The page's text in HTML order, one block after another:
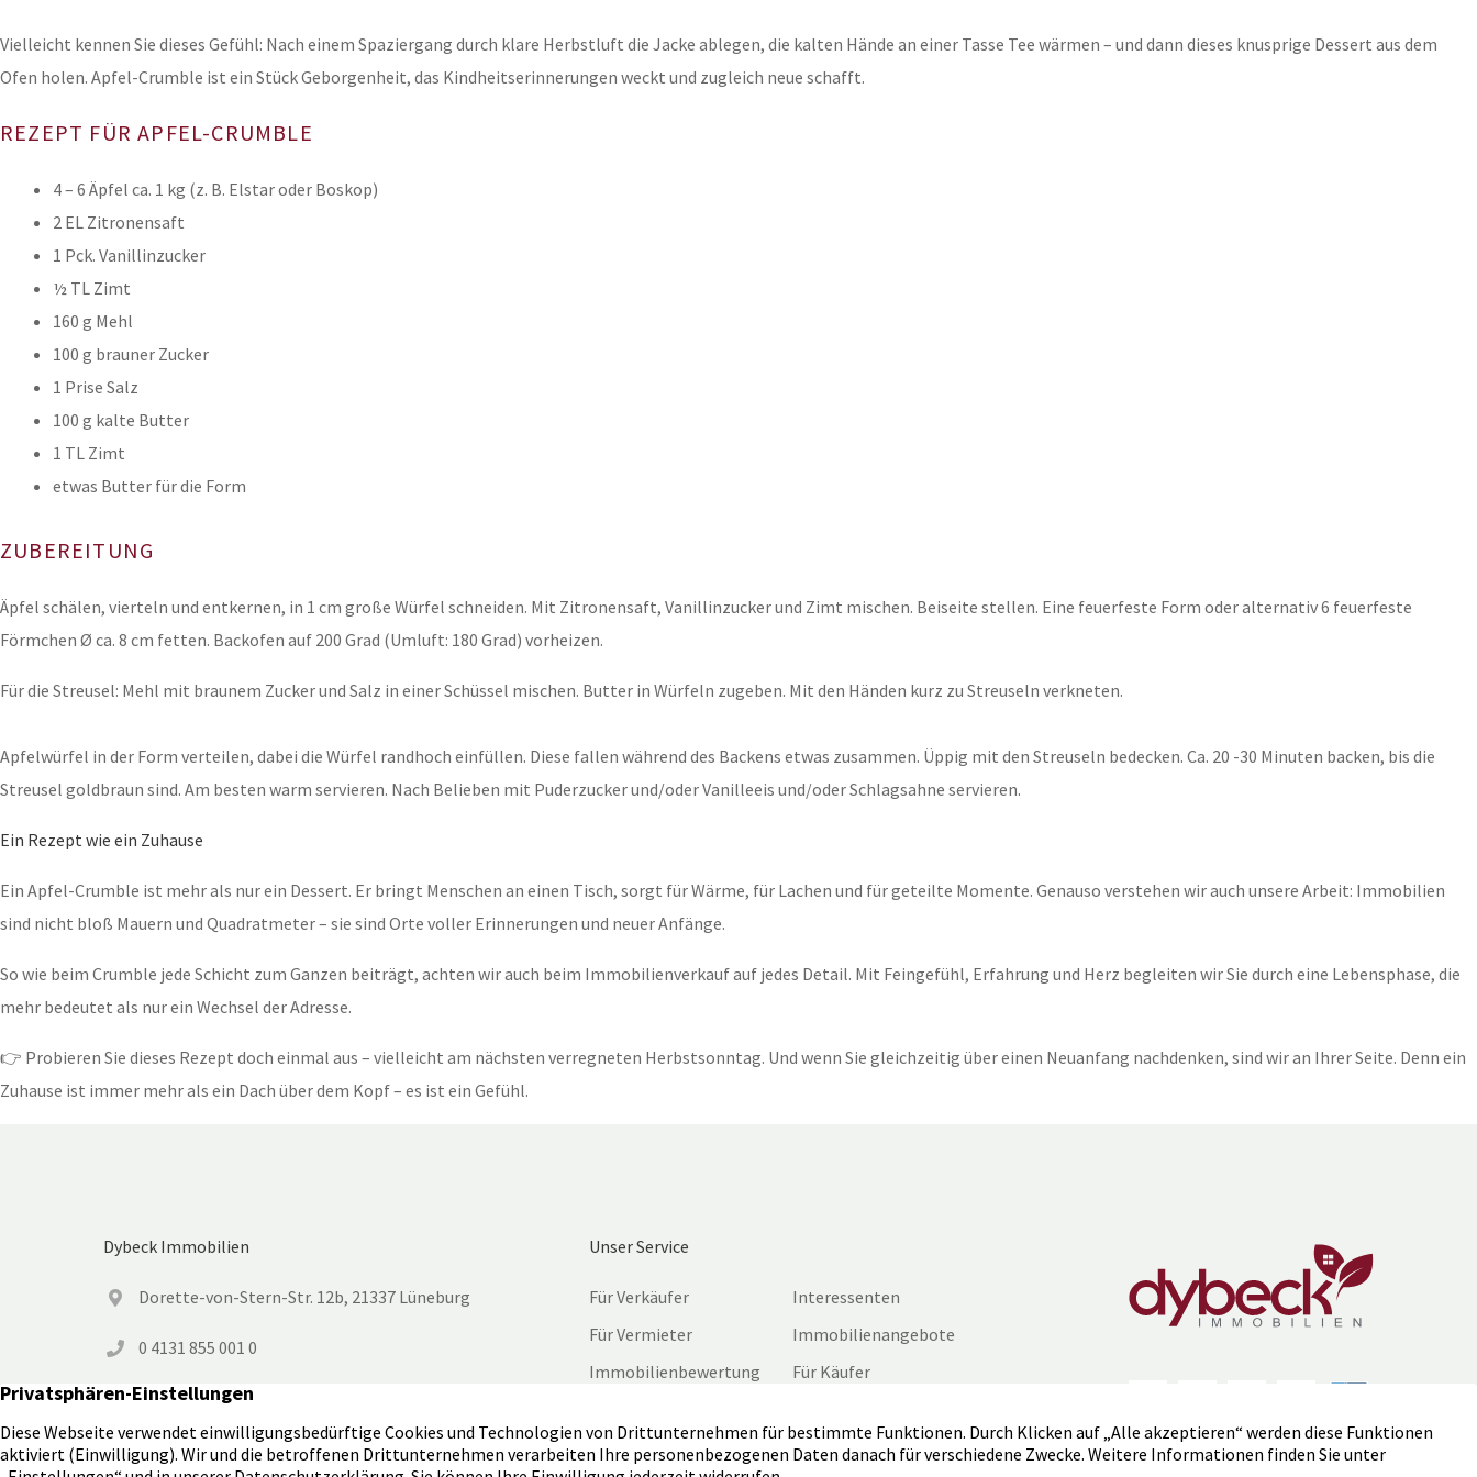
Vielleicht kennen Sie dieses Gefühl: Nach einem Spaziergang durch klare Herbstluft die Jacke ablegen, die kalten Hände an einer Tasse Tee wärmen – und dann dieses knusprige Dessert aus dem
Ofen holen. Apfel-Crumble ist ein Stück Geborgenheit, das Kindheitserinnerungen weckt und zugleich neue schafft.
REZEPT FÜR APFEL-CRUMBLE
4 – 6 Äpfel ca. 1 kg (z. B. Elstar oder Boskop)
2 EL Zitronensaft
1 Pck. Vanillinzucker
½ TL Zimt
160 g Mehl
100 g brauner Zucker
1 Prise Salz
100 g kalte Butter
1 TL Zimt
etwas Butter für die Form
ZUBEREITUNG
Äpfel schälen, vierteln und entkernen, in 1 cm große Würfel schneiden. Mit Zitronensaft, Vanillinzucker und Zimt mischen. Beiseite stellen. Eine feuerfeste Form oder alternativ 6 feuerfeste
Förmchen Ø ca. 8 cm fetten. Backofen auf 200 Grad (Umluft: 180 Grad) vorheizen.
Für die Streusel: Mehl mit braunem Zucker und Salz in einer Schüssel mischen. Butter in Würfeln zugeben. Mit den Händen kurz zu Streuseln verkneten.
Apfelwürfel in der Form verteilen, dabei die Würfel randhoch einfüllen. Diese fallen während des Backens etwas zusammen. Üppig mit den Streuseln bedecken. Ca. 20 -30 Minuten backen, bis die
Streusel goldbraun sind. Am besten warm servieren. Nach Belieben mit Puderzucker und/oder Vanilleeis und/oder Schlagsahne servieren.
Ein Rezept wie ein Zuhause
Ein Apfel-Crumble ist mehr als nur ein Dessert. Er bringt Menschen an einen Tisch, sorgt für Wärme, für Lachen und für geteilte Momente. Genauso verstehen wir auch unsere Arbeit: Immobilien
sind nicht bloß Mauern und Quadratmeter – sie sind Orte voller Erinnerungen und neuer Anfänge.
So wie beim Crumble jede Schicht zum Ganzen beiträgt, achten wir auch beim Immobilienverkauf auf jedes Detail. Mit Feingefühl, Erfahrung und Herz begleiten wir Sie durch eine Lebensphase, die
mehr bedeutet als nur ein Wechsel der Adresse.
👉 Probieren Sie dieses Rezept doch einmal aus – vielleicht am nächsten verregneten Herbstsonntag. Und wenn Sie gleichzeitig über einen Neuanfang nachdenken, sind wir an Ihrer Seite. Denn ein
Zuhause ist immer mehr als ein Dach über dem Kopf – es ist ein Gefühl.
Dybeck Immobilien
Dorette-von-Stern-Str. 12b, 21337 Lüneburg
0 4131 855 001 0
Senden Sie uns eine E-Mail
Zur Newsletter Anmeldung
Unser Service
Für Verkäufer
Interessenten
Für Vermieter
Immobilienangebote
Immobilienbewertung
Für Käufer
Referenzen
Datenschutz